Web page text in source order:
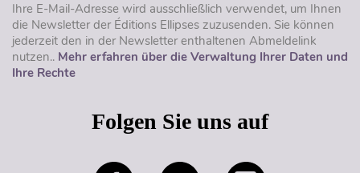
Ihre E-Mail-Adresse wird ausschließlich verwendet, um Ihnen
die Newsletter der Éditions Ellipses zuzusenden. Sie können
jederzeit den in der Newsletter enthaltenen Abmeldelink
nutzen.. Mehr erfahren über die Verwaltung Ihrer Daten und
Ihre Rechte
Folgen Sie uns auf